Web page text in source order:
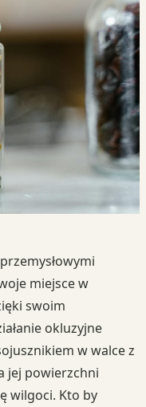
miejsce w
swoim
okluzyjne
w walce z
jej powierzchni
wilgoci. Kto by